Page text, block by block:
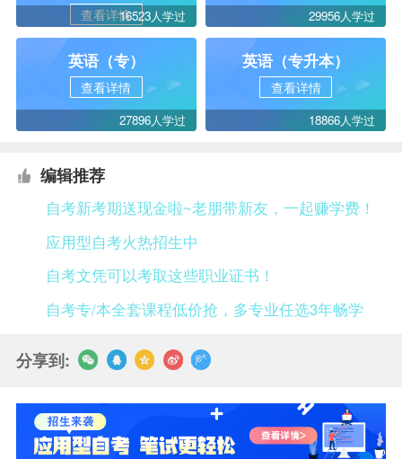
查看详情16523人学过 29956人学过
英语（专）
查看详情
27896人学过
英语（专升本）
查看详情
18866人学过
编辑推荐
自考新考期送现金啦~老朋带新友，一起赚学费！
应用型自考火热招生中
自考文凭可以考取这些职业证书！
自考专/本全套课程低价抢，多专业任选3年畅学
分享到: